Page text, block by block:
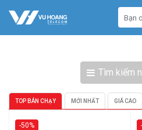
Tìm kiếm
TOP BÁN CHẠY MỚI NHẤT GIÁ CAO
-50%